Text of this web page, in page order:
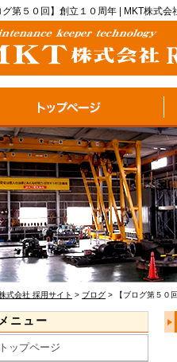
グ第５０回】創立１０周年 | MKT株式会
式会社 採用サイト > ブログ > 【ブログ第５０
メニュー
トップページ